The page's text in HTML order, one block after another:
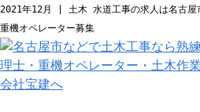
2021年12月 | 土木 水道工事の求人は名古屋
重機オペレーター募集